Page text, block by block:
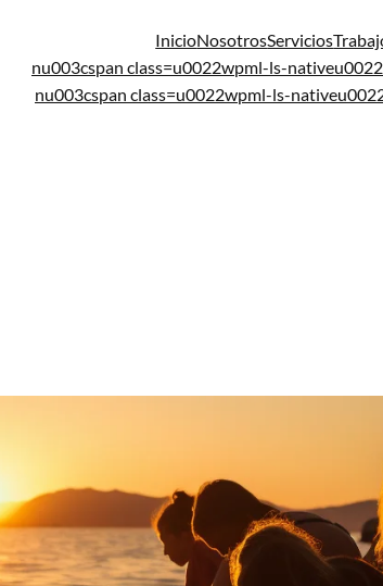
InicioNosotrosServicios
nu003cspan class=u0022wpml-ls-
nu003cspan class=u0022wpml-ls-